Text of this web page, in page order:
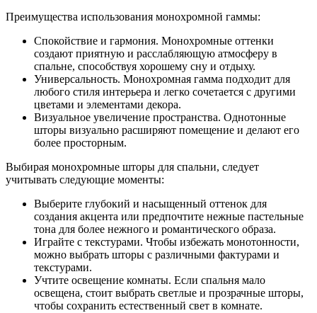
Преимущества использования монохромной гаммы:
Спокойствие и гармония. Монохромные оттенки
создают приятную и расслабляющую атмосферу в
спальне, способствуя хорошему сну и отдыху.
Универсальность. Монохромная гамма подходит для
любого стиля интерьера и легко сочетается с другими
цветами и элементами декора.
Визуальное увеличение пространства. Однотонные
шторы визуально расширяют помещение и делают его
более просторным.
Выбирая монохромные шторы для спальни, следует
учитывать следующие моменты:
Выберите глубокий и насыщенный оттенок для
создания акцента или предпочтите нежные пастельные
тона для более нежного и романтического образа.
Играйте с текстурами. Чтобы избежать монотонности,
можно выбрать шторы с различными фактурами и
текстурами.
Учтите освещение комнаты. Если спальня мало
освещена, стоит выбрать светлые и прозрачные шторы,
чтобы сохранить естественный свет в комнате.